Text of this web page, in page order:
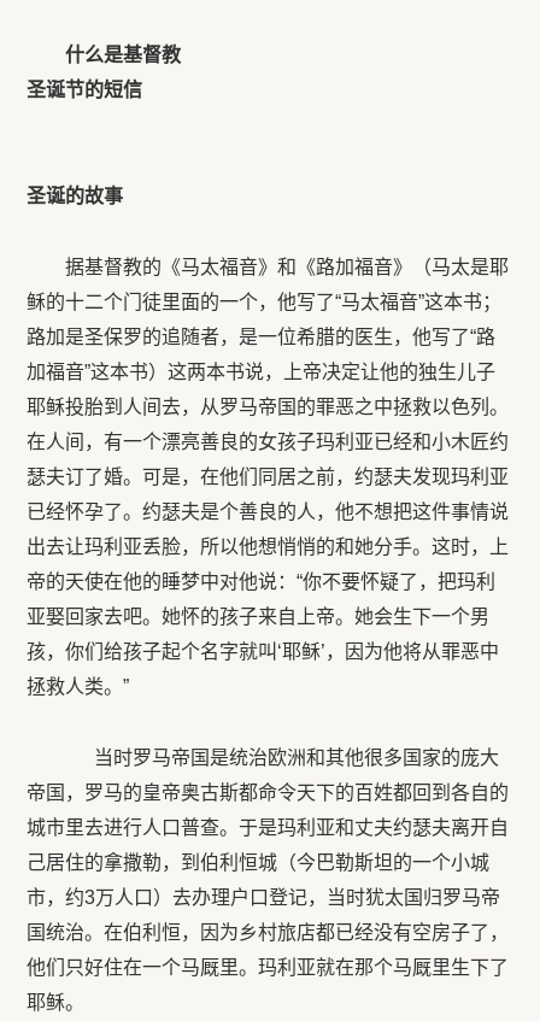
什么是基督教
圣诞节的短信
圣诞的故事
据基督教的《马太福音》和《路加福音》（马太是耶
稣的十二个门徒里面的一个，他写了“马太福音”这本书；
路加是圣保罗的追随者，是一位希腊的医生，他写了“路
加福音”这本书）这两本书说，上帝决定让他的独生儿子
耶稣投胎到人间去，从罗马帝国的罪恶之中拯救以色列。
在人间，有一个漂亮善良的女孩子玛利亚已经和小木匠约
瑟夫订了婚。可是，在他们同居之前，约瑟夫发现玛利亚
已经怀孕了。约瑟夫是个善良的人，他不想把这件事情说
出去让玛利亚丢脸，所以他想悄悄的和她分手。这时，上
帝的天使在他的睡梦中对他说：“你不要怀疑了，把玛利
亚娶回家去吧。她怀的孩子来自上帝。她会生下一个男
孩，你们给孩子起个名字就叫‘耶稣’，因为他将从罪恶中
拯救人类。”
当时罗马帝国是统治欧洲和其他很多国家的庞大
帝国，罗马的皇帝奥古斯都命令天下的百姓都回到各自的
城市里去进行人口普查。于是玛利亚和丈夫约瑟夫离开自
己居住的拿撒勒，到伯利恒城（今巴勒斯坦的一个小城
市，约3万人口）去办理户口登记，当时犹太国归罗马帝
国统治。在伯利恒，因为乡村旅店都已经没有空房子了，
他们只好住在一个马厩里。玛利亚就在那个马厩里生下了
耶稣。